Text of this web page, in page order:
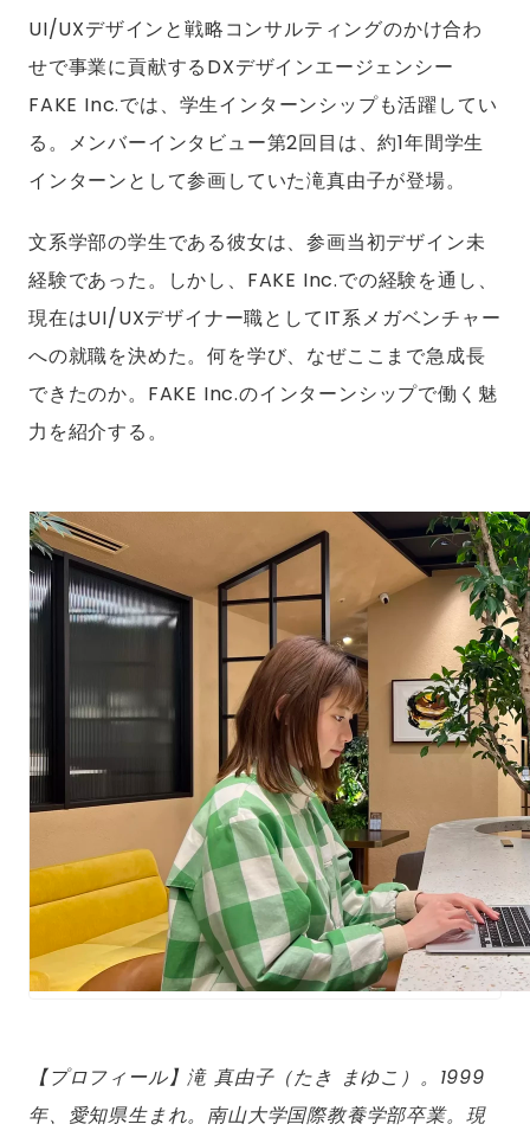
UI/UXデザインと戦略コンサルティングのかけ合わ
せで事業に貢献するDXデザインエージェンシー
FAKE Inc.では、学生インターンシップも活躍してい
る。メンバーインタビュー第2回目は、約1年間学生
インターンとして参画していた滝真由子が登場。
文系学部の学生である彼女は、参画当初デザイン未
経験であった。しかし、FAKE Inc.での経験を通し、
現在はUI/UXデザイナー職としてIT系メガベンチャー
への就職を決めた。何を学び、なぜここまで急成長
できたのか。FAKE Inc.のインターンシップで働く魅
力を紹介する。
【プロフィール】滝 真由子（たき まゆこ）。1999
年、愛知県生まれ。南山大学国際教養学部卒業。現